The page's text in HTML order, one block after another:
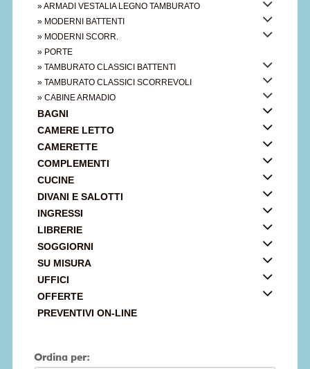
» ARMADI VESTALIA LEGNO TAMBURATO
» MODERNI BATTENTI
» MODERNI SCORR.
» PORTE
» TAMBURATO CLASSICI BATTENTI
» TAMBURATO CLASSICI SCORREVOLI
» CABINE ARMADIO
BAGNI
CAMERE LETTO
CAMERETTE
COMPLEMENTI
CUCINE
DIVANI E SALOTTI
INGRESSI
LIBRERIE
SOGGIORNI
SU MISURA
UFFICI
OFFERTE
PREVENTIVI ON-LINE
Ordina per: